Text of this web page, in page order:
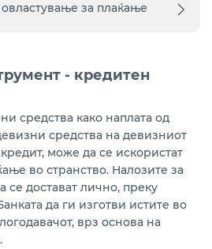
за плаќање
- кредитен
средства како наплата од
средства на девизниот
може да се искористат
во странство. Налозите за
достават лично, преку
да ги изготви истите во
врз основа на